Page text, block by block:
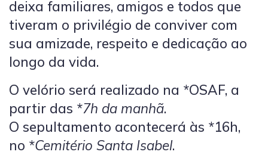
deixa familiares, amigos e todos que
tiveram o privilégio de conviver com
sua amizade, respeito e dedicação ao
longo da vida.
O velório será realizado na *OSAF, a
partir das *7h da manhã.
O sepultamento acontecerá às *16h,
no *Cemitério Santa Isabel.